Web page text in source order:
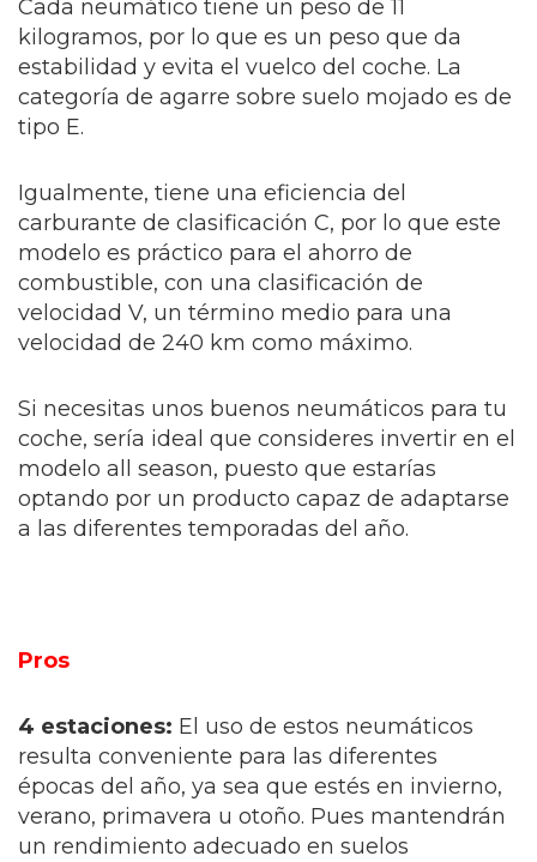
Cada neumático tiene un peso de 11
kilogramos, por lo que es un peso que da
estabilidad y evita el vuelco del coche. La
categoría de agarre sobre suelo mojado es de
tipo E.
Igualmente, tiene una eficiencia del
carburante de clasificación C, por lo que este
modelo es práctico para el ahorro de
combustible, con una clasificación de
velocidad V, un término medio para una
velocidad de 240 km como máximo.
Si necesitas unos buenos neumáticos para tu
coche, sería ideal que consideres invertir en el
modelo all season, puesto que estarías
optando por un producto capaz de adaptarse
a las diferentes temporadas del año.
Pros
4 estaciones: El uso de estos neumáticos
resulta conveniente para las diferentes
épocas del año, ya sea que estés en invierno,
verano, primavera u otoño. Pues mantendrán
un rendimiento adecuado en suelos